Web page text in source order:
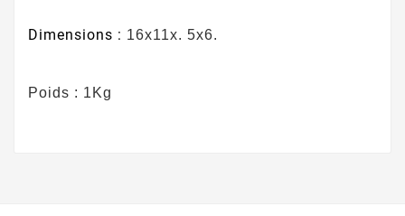
Dimensions : 16x11x. 5x6.
Poids : 1Kg